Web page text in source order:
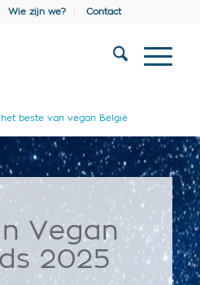
Wie zijn we? Contact
beste van vegan België
Vegan
2025